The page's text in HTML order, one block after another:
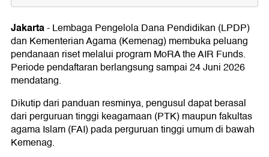
Pendanaan RISET MoRA the AIR Funds
2026
Syarat Pendaftar
Pengusul dari Perguruan Tinggi Keagamaan (PTK)
dan Fakultas Agama Islam (FAI) pada Perguruan
Tinggi Umum (PTU)
Anggota, Asisten, dan Administrator
Jakarta-Lembaga Pengelola Dana Pendidikan (LPDP)
dan Kementerian Agama (Kemenag) membuka peluang
pendanaan riset melalui program MoRA the AIR Funds.
Periode pendaftaran berlangsung sampai 24 Juni 2026
mendatang.
Dikutip dari panduan resminya, pengusul dapat berasal
dari perguruan tinggi keagamaan (PTK) maupun fakultas
agama Islam (FAI) pada perguruan tinggi umum di bawah
Kemenag.